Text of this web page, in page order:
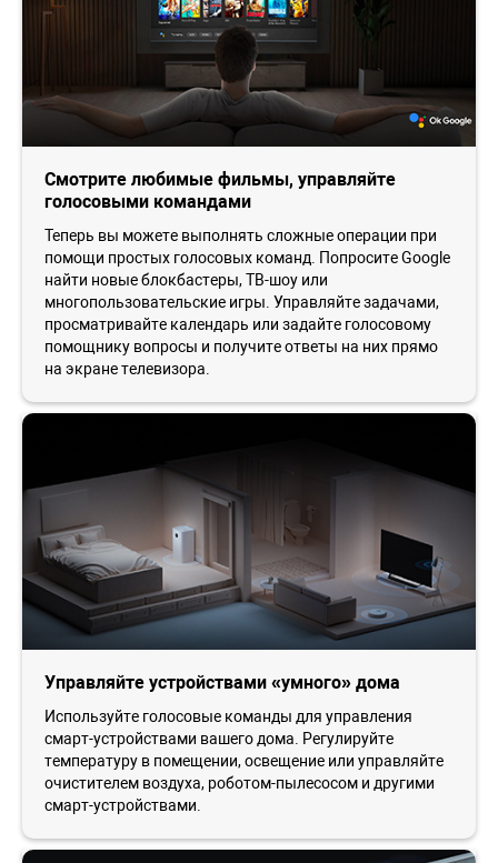
Смотрите любимые фильмы, управляйте
голосовыми командами
Теперь вы можете выполнять сложные операции при
помощи простых голосовых команд. Попросите Google
найти новые блокбастеры, ТВ-шоу или
многопользовательские игры. Управляйте задачами,
просматривайте календарь или задайте голосовому
помощнику вопросы и получите ответы на них прямо
на экране телевизора.
Управляйте устройствами «умного» дома
Используйте голосовые команды для управления
смарт-устройствами вашего дома. Регулируйте
температуру в помещении, освещение или управляйте
очистителем воздуха, роботом-пылесосом и другими
смарт-устройствами.